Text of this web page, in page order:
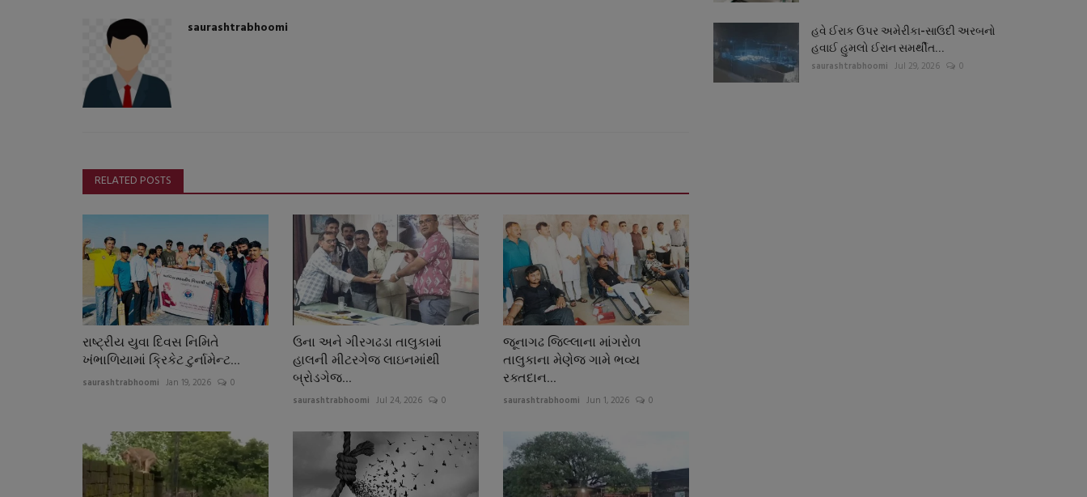
saurashtrabhoomi
RELATED POSTS
રાષ્ટ્રીય યુવા દિવસ નિમિતે
ખંભાળિયામાં ક્રિકેટ ટુર્નામેન્ટ...
saurashtrabhoomi Jan 19, 2026 0
ઉના અને ગીરગઢડા તાલુકામાં
હાલની મીટરગેજ લાઇનમાંથી
બ્રોડગેજ...
saurashtrabhoomi Jul 24, 2026 0
જૂનાગઢ જિલ્લાના માંગરોળ
તાલુકાના મેણેજ ગામે ભવ્ય
રક્તદાન...
saurashtrabhoomi Jun 1, 2026 0
હવે ઈરાક ઉપર અમેરીકા-સાઉદી અરબનો
હવાઈ હુમલો ઈરાન સમર્થીત...
saurashtrabhoomi Jul 29, 2026 0